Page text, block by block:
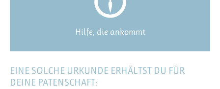
Hilfe, die ankommt
EINE SOLCHE URKUNDE ERHÄLTST DU FÜR
DEINE PATENSCHAFT: